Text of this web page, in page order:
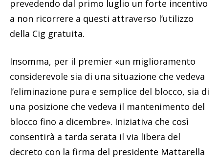
prevedendo dal primo luglio un forte incentivo
a non ricorrere a questi attraverso l’utilizzo
della Cig gratuita.
Insomma, per il premier «un miglioramento
considerevole sia di una situazione che vedeva
l’eliminazione pura e semplice del blocco, sia di
una posizione che vedeva il mantenimento del
blocco fino a dicembre». Iniziativa che così
consentirà a tarda serata il via libera del
decreto con la firma del presidente Mattarella